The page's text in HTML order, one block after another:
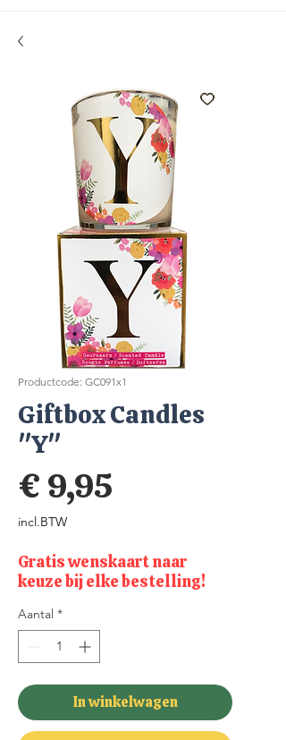
Productcode: GC091x1
Giftbox Candles
"Y"
€ 9,95
incl.BTW
Gratis wenskaart naar
keuze bij elke bestelling!
Aantal *
In winkelwagen